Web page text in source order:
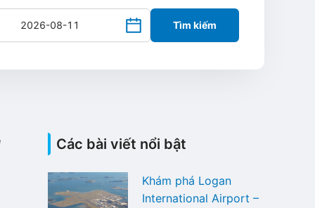
Tìm kiếm
Các bài viết nổi bật
Khám phá Logan
International Airport –